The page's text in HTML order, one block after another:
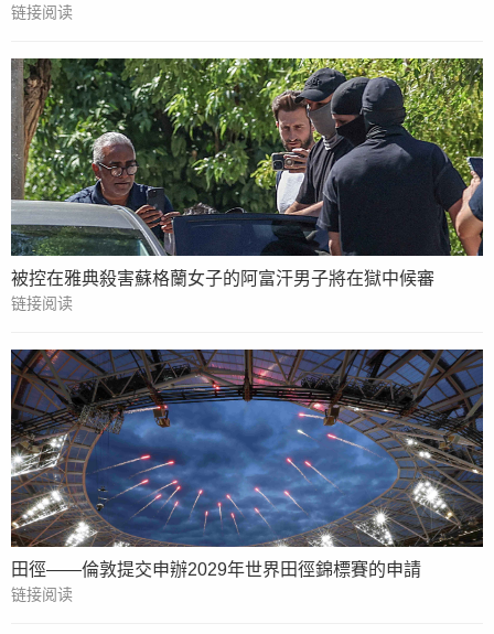
链接阅读
被控在雅典殺害蘇格蘭女子的阿富汗男子將在獄中候審
链接阅读
田徑——倫敦提交申辦2029年世界田徑錦標賽的申請
链接阅读